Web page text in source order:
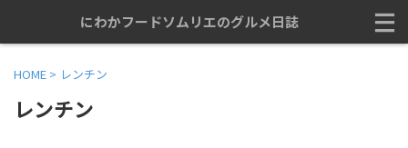
にわかフードソムリエのグルメ日誌
HOME > レンチン
レンチン